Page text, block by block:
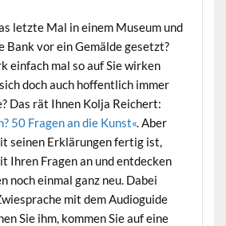
letzte Mal in einem Museum und
Bank vor ein Gemälde gesetzt?
einfach mal so auf Sie wirken
doch auch hoffentlich immer
Das rät Ihnen Kolja Reichert:
50 Fragen an die Kunst«. Aber
seinen Erklärungen fertig ist,
Ihren Fragen an und entdecken
noch einmal ganz neu. Dabei
mit dem Audioguide
Sie ihm, kommen Sie auf eine